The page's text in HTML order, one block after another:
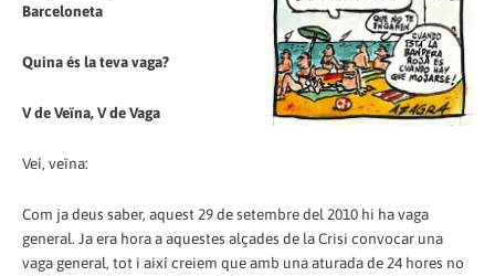
Barceloneta
Quina és la teva vaga?
V de Veïna, V de Vaga
Veí, veïna:
Com ja deus saber, aquest 29 de setembre del 2010 hi ha vaga
general. Ja era hora a aquestes alçades de la Crisi convocar una
vaga general, tot i així creiem que amb una aturada de 24 hores no